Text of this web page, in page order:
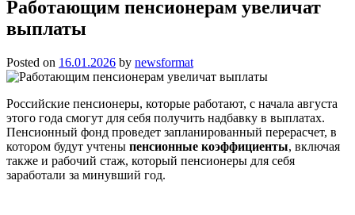
Работающим пенсионерам увеличат
выплаты
Posted on 16.01.2026 by newsformat
Российские пенсионеры, которые работают, с начала августа
этого года смогут для себя получить надбавку в выплатах.
Пенсионный фонд проведет запланированный перерасчет, в
котором будут учтены пенсионные коэффициенты, включая
также и рабочий стаж, который пенсионеры для себя
заработали за минувший год.